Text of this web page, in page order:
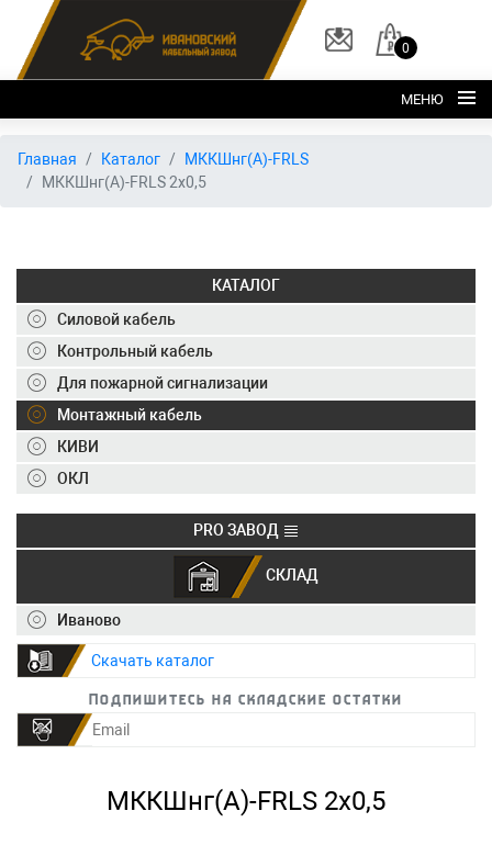
0
МЕНЮ
Главная
О заводе
Склад
ОКЛ
Вакансии
Контакты
+7 (495) 150-40-20
info@ivkz.ru
Главная Каталог
МККШнг(А)-FRLS
МККШнг(А)-FRLS 2х0,5
КАТАЛОГ
Силовой кабель
Контрольный кабель
Для пожарной сигнализации
Монтажный кабель
КИВИ
ОКЛ
PRO ЗАВОД
СКЛАД
Иваново
Скачать каталог
Подпишитесь на складские остатки
МККШнг(А)-FRLS 2х0,5